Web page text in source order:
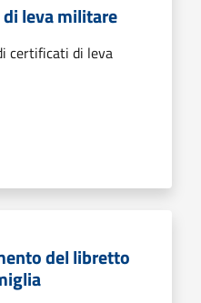
leva militare
certificati di leva
del libretto